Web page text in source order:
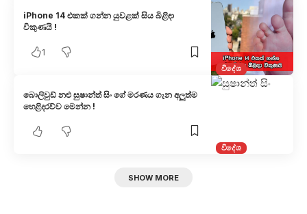
විදේශ
iPhone 14 එකක් ගන්න යුවළක් සිය බිළිඳා
විකුණයි !
1
විදේශ
බොලිවුඩ් නළු සුෂාන්ත් සිං ගේ මරණය ගැන අලුත්ම
හෙළිදරව්ව මෙන්න !
SHOW MORE